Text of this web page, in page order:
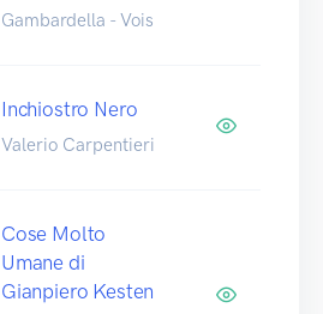
Gambardella - Vois
Inchiostro Nero
Valerio Carpentieri
Cose Molto
Umane di
Gianpiero Kesten